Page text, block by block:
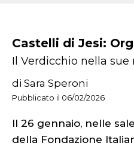
Castelli di Jesi:
Il Verdicchio nella
di Sara Speroni
Pubblicato il 06/02/2026
Il 26 gennaio, nelle
della Fondazione